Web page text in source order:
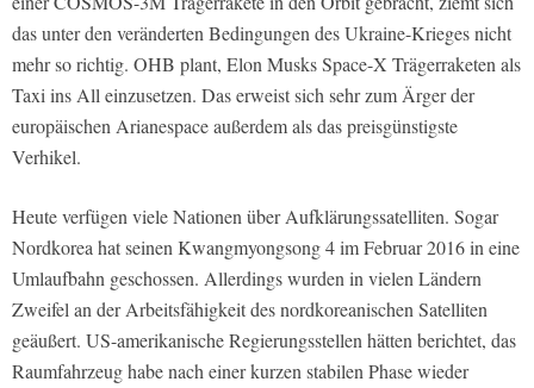
das unter den veränderten Bedingungen des Ukraine-Krieges nicht
mehr so richtig. OHB plant, Elon Musks Space-X Trägerraketen als
Taxi ins All einzusetzen. Das erweist sich sehr zum Ärger der
europäischen Arianespace außerdem als das preisgünstigste
Verhikel.
Heute verfügen viele Nationen über Aufklärungssatelliten. Sogar
Nordkorea hat seinen Kwangmyongsong 4 im Februar 2016 in eine
Umlaufbahn geschossen. Allerdings wurden in vielen Ländern
Zweifel an der Arbeitsfähigkeit des nordkoreanischen Satelliten
geäußert. US-amerikanische Regierungsstellen hätten berichtet, das
Raumfahrzeug habe nach einer kurzen stabilen Phase wieder